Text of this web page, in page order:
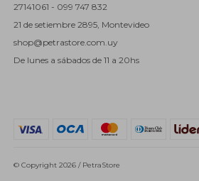
27141061 - 099 747 832
21 de setiembre 2895, Montevideo
shop@petrastore.com.uy
De lunes a sábados de 11 a 20hs
© Copyright 2026 / PetraStore